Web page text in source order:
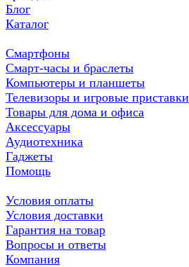
Блог
Каталог
Смартфоны
Смарт-часы и браслеты
Компьютеры и планшеты
Телевизоры и игровые приставки
Товары для дома и офиса
Аксессуары
Аудиотехника
Гаджеты
Помощь
Условия оплаты
Условия доставки
Гарантия на товар
Вопросы и ответы
Компания